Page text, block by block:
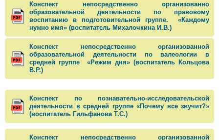
Конспект непосредственно организованно
образовательной деятельности по правовому
воспитанию в подготовительной группе. «Каждому
нужно имя» (воспитатель Михалочкина И.В.)
Конспект непосредственно организованной
образовательной деятельности по валеологии в
средней группе «Режим дня» (воспитатель Кольцова
В.Р.)
Конспект по познавательно-исследовательской
деятельности в средней группе «Почему все звучит?»
(воспитатель Гильфанова Т.С.)
Конспект непосредственно организованной